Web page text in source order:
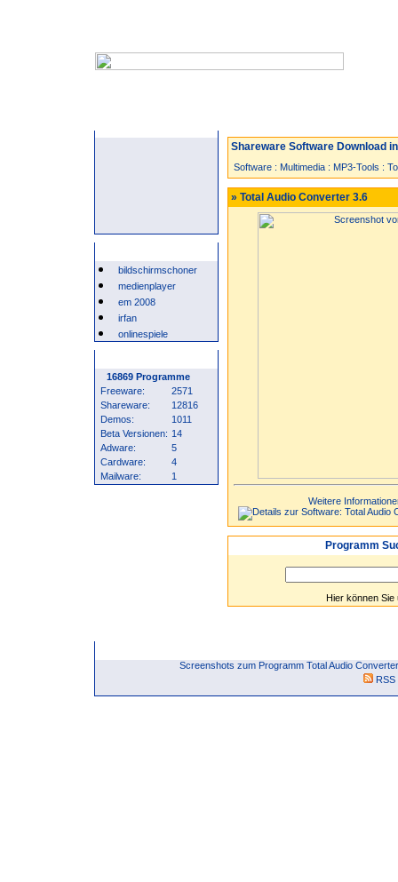
bildschirmschoner
medienplayer
em 2008
irfan
onlinespiele
16869 Programme
Freeware:
2571
Shareware:
12816
Demos:
1011
Beta Versionen: 14
Adware:
5
Cardware:
4
Mailware:
1
Shareware Software Download
Software : Multimedia : MP3-Tools :
» Total Audio Converter 3.6
Weitere
Programm
Hier können
Screenshots zum Programm Total Audio